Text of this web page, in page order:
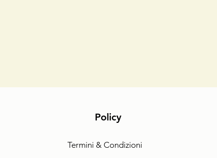
Policy
Termini & Condizioni